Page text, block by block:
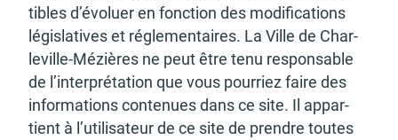
tibles d’évo­luer en fonc­tion des modi­fi­ca­tions
légis­la­tives et régle­men­taires. La Ville de Char­
le­ville-Mézières ne peut être tenu respon­sable
de l’in­ter­pré­ta­tion que vous pour­riez faire des
infor­ma­tions conte­nues dans ce site. Il appar­
tient à l’uti­li­sa­teur de ce site de prendre toutes